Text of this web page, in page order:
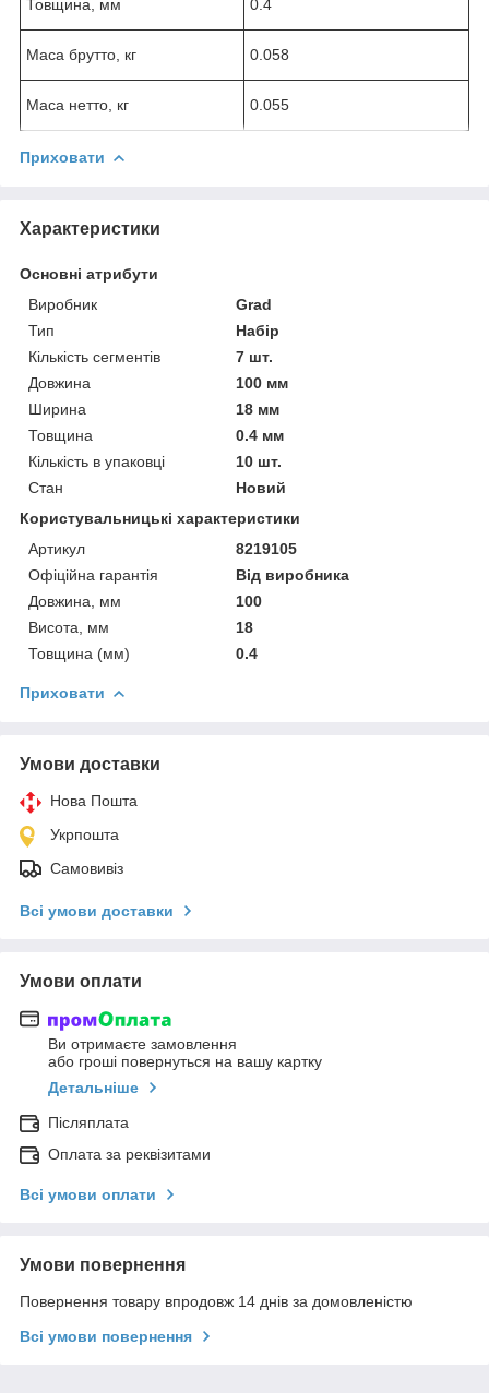
Товщина, мм 0.4
Маса брутто, кг 0.058
Маса нетто, кг 0.055
Приховати
Характеристики
Основні атрибути
Виробник
Grad
Тип
Набір
Кількість сегментів
7 шт.
Довжина
100 мм
Ширина
18 мм
Товщина
0.4 мм
Кількість в упаковці
10 шт.
Стан
Новий
Користувальницькі характеристики
Артикул
8219105
Офіційна гарантія
Від виробника
Довжина, мм
100
Висота, мм
18
Товщина (мм)
0.4
Приховати
Умови доставки
Нова Пошта
Укрпошта
Самовивіз
Всі умови доставки
Умови оплати
Ви отримаєте замовлення
або гроші повернуться на вашу картку
Детальніше
Післяплата
Оплата за реквізитами
Всі умови оплати
Умови повернення
Повернення товару впродовж 14 днів за домовленістю
Всі умови повернення